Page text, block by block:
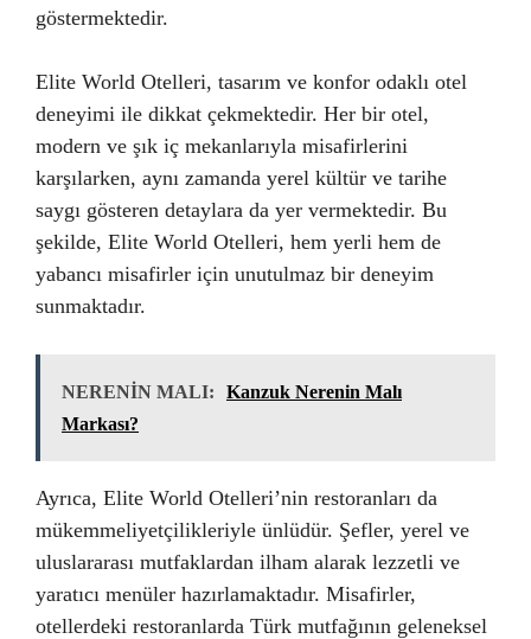
göstermektedir.
Elite World Otelleri, tasarım ve konfor odaklı otel
deneyimi ile dikkat çekmektedir. Her bir otel,
modern ve şık iç mekanlarıyla misafirlerini
karşılarken, aynı zamanda yerel kültür ve tarihe
saygı gösteren detaylara da yer vermektedir. Bu
şekilde, Elite World Otelleri, hem yerli hem de
yabancı misafirler için unutulmaz bir deneyim
sunmaktadır.
NERENİN MALI:
Kanzuk Nerenin Malı
Markası?
Ayrıca, Elite World Otelleri’nin restoranları da
mükemmeliyetçilikleriyle ünlüdür. Şefler, yerel ve
uluslararası mutfaklardan ilham alarak lezzetli ve
yaratıcı menüler hazırlamaktadır. Misafirler,
otellerdeki restoranlarda Türk mutfağının geleneksel